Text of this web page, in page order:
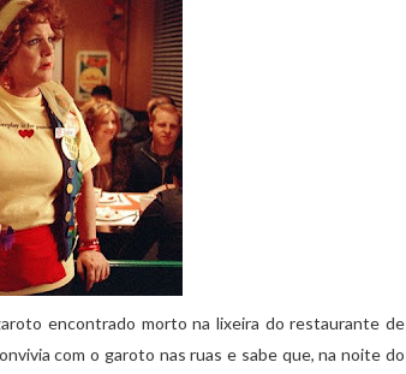
encontrado morto na lixeira do restaurante de
com o garoto nas ruas e sabe que, na noite do